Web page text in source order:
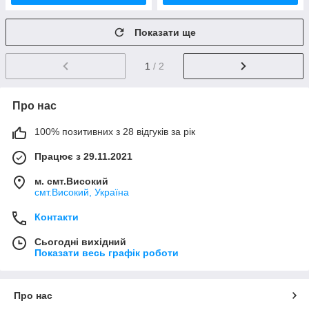
Показати ще
1 / 2
Про нас
100% позитивних з 28 відгуків за рік
Працює з 29.11.2021
м. смт.Високий
смт.Високий, Україна
Контакти
Сьогодні вихідний
Показати весь графік роботи
Про нас